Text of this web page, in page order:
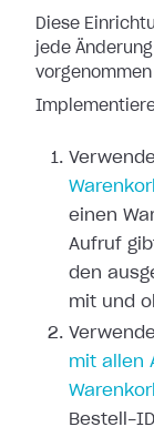
Diese
jede
einen
Aufruf
den
mit und
mit allen
Bestell-